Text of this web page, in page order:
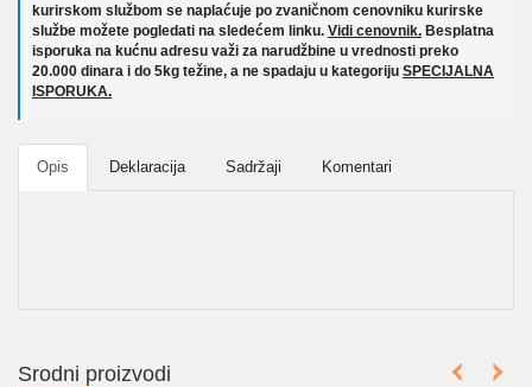
kurirskom službom se naplaćuje po zvaničnom cenovniku kurirske
službe možete pogledati na sledećem linku. Vidi cenovnik. Besplatna
isporuka na kućnu adresu važi za narudžbine u vrednosti preko
20.000 dinara i do 5kg težine, a ne spadaju u kategoriju SPECIJALNA
ISPORUKA.
Opis Deklaracija Sadržaji Komentari
Srodni proizvodi